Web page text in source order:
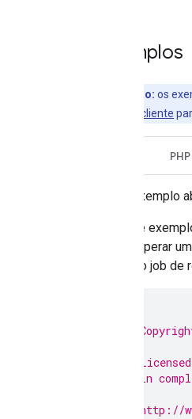
Exemplos
Observação: os
bibliotecas de cliente
PHP
O exemplo
Este
recuperar
novo job de
*
*
* in
* http://